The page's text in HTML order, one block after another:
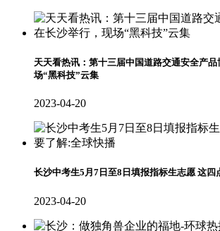
天天看热讯：第十三届中国道路交通安全产
场“黑科技”云集
2023-04-20
长沙中考生5月7日至8日填报指标生志愿 这
2023-04-20